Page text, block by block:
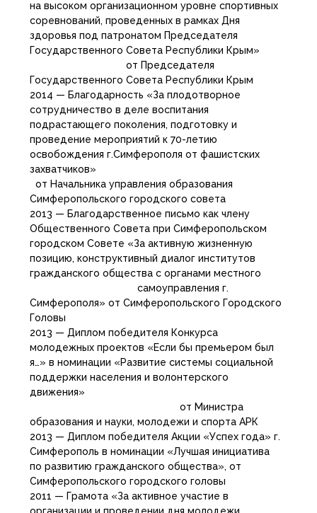
на высоком организационном уровне спортивных
соревнований, проведенных в рамках Дня
здоровья под патронатом Председателя
Государственного Совета Республики Крым»
от Председателя
Государственного Совета Республики Крым
2014 — Благодарность «За плодотворное
сотрудничество в деле воспитания
подрастающего поколения, подготовку и
проведение мероприятий к 70-летию
освобождения г.Симферополя от фашистских
захватчиков»
от Начальника управления образования
Симферопольского городского совета
2013 — Благодарственное письмо как члену
Общественного Совета при Симферопольском
городском Совете «За активную жизненную
позицию, конструктивный диалог институтов
гражданского общества с органами местного
самоуправления г.
Симферополя» от Симферопольского Городского
Головы
2013 — Диплом победителя Конкурса
молодежных проектов «Если бы премьером был
я…» в номинации «Развитие системы социальной
поддержки населения и волонтерского
движения»
от Министра
образования и науки, молодежи и спорта АРК
2013 — Диплом победителя Акции «Успех года» г.
Симферополь в номинации «Лучшая инициатива
по развитию гражданского общества», от
Симферопольского городского головы
2011 — Грамота «За активное участие в
организации и проведении дня молодежи